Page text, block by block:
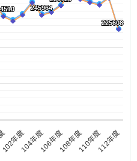
245964
245964
225608
225608
102年度104年度106年度108年度110年度112年度